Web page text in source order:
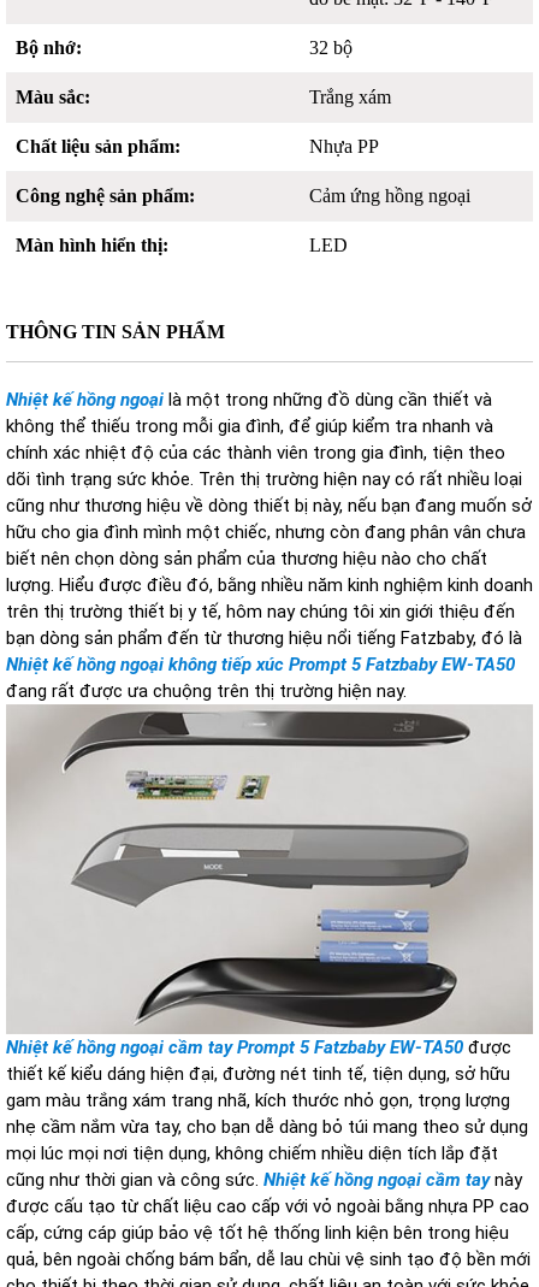
THÔNG TIN SẢN PHẨM
Nhiệt kế hồng ngoại là một trong những đồ dùng cần thiết và
không thể thiếu trong mỗi gia đình, để giúp kiểm tra nhanh và
chính xác nhiệt độ của các thành viên trong gia đình, tiện theo
dõi tình trạng sức khỏe. Trên thị trường hiện nay có rất nhiều loại
cũng như thương hiệu về dòng thiết bị này, nếu bạn đang muốn sở
hữu cho gia đình mình một chiếc, nhưng còn đang phân vân chưa
biết nên chọn dòng sản phẩm của thương hiệu nào cho chất
lượng. Hiểu được điều đó, bằng nhiều năm kinh nghiệm kinh doanh
trên thị trường thiết bị y tế, hôm nay chúng tôi xin giới thiệu đến
bạn dòng sản phẩm đến từ thương hiệu nổi tiếng Fatzbaby, đó là
Nhiệt kế hồng ngoại không tiếp xúc Prompt 5 Fatzbaby EW-TA50
đang rất được ưa chuộng trên thị trường hiện nay.
Nhiệt kế hồng ngoại cầm tay Prompt 5 Fatzbaby EW-TA50 được
thiết kế kiểu dáng hiện đại, đường nét tinh tế, tiện dụng, sở hữu
gam màu trắng xám trang nhã, kích thước nhỏ gọn, trọng lượng
nhẹ cầm nắm vừa tay, cho bạn dễ dàng bỏ túi mang theo sử dụng
mọi lúc mọi nơi tiện dụng, không chiếm nhiều diện tích lắp đặt
cũng như thời gian và công sức. Nhiệt kế hồng ngoại cầm taynày
được cấu tạo từ chất liệu cao cấp với vỏ ngoài bằng nhựa PP cao
cấp, cứng cáp giúp bảo vệ tốt hệ thống linh kiện bên trong hiệu
quả, bên ngoài chống bám bẩn, dễ lau chùi vệ sinh tạo độ bền mới
Bộ nhớ: 32 bộ
Màu sắc: Trắng xám
Chất liệu sản phẩm: Nhựa PP
Công nghệ sản phẩm: Cảm ứng hồng ngoại
Màn hình hiển thị: LED